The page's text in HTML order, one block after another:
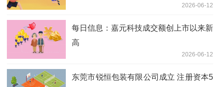
2026-06-12
每日信息：嘉元科技成交额创上市以来新
高
2026-06-12
东莞市锐恒包装有限公司成立 注册资本5